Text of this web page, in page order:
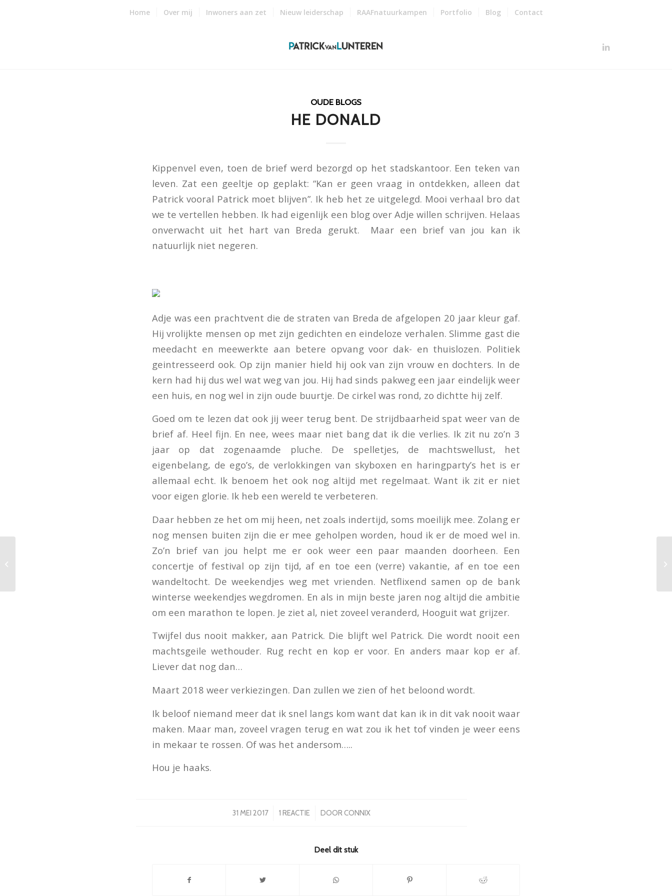
Home Over mij Inwoners aan zet Nieuw leiderschap RAAFnatuurkampen Portfolio Blog Contact
OUDE BLOGS
HE DONALD
Kippenvel even, toen de brief werd bezorgd op het stadskantoor. Een teken van
leven. Zat een geeltje op geplakt: “Kan er geen vraag in ontdekken, alleen dat
Patrick vooral Patrick moet blijven”. Ik heb het ze uitgelegd. Mooi verhaal bro dat
we te vertellen hebben. Ik had eigenlijk een blog over Adje willen schrijven. Helaas
onverwacht uit het hart van Breda gerukt. Maar een brief van jou kan ik
natuurlijk niet negeren.
Adje was een prachtvent die de straten van Breda de afgelopen 20 jaar kleur gaf.
Hij vrolijkte mensen op met zijn gedichten en eindeloze verhalen. Slimme gast die
meedacht en meewerkte aan betere opvang voor dak- en thuislozen. Politiek
geintresseerd ook. Op zijn manier hield hij ook van zijn vrouw en dochters. In de
kern had hij dus wel wat weg van jou. Hij had sinds pakweg een jaar eindelijk weer
een huis, en nog wel in zijn oude buurtje. De cirkel was rond, zo dichtte hij zelf.
Goed om te lezen dat ook jij weer terug bent. De strijdbaarheid spat weer van de
brief af. Heel fijn. En nee, wees maar niet bang dat ik die verlies. Ik zit nu zo’n 3
jaar op dat zogenaamde pluche. De spelletjes, de machtswellust, het
eigenbelang, de ego’s, de verlokkingen van skyboxen en haringparty’s het is er
allemaal echt. Ik benoem het ook nog altijd met regelmaat. Want ik zit er niet
voor eigen glorie. Ik heb een wereld te verbeteren.
Daar hebben ze het om mij heen, net zoals indertijd, soms moeilijk mee. Zolang er
nog mensen buiten zijn die er mee geholpen worden, houd ik er de moed wel in.
Zo’n brief van jou helpt me er ook weer een paar maanden doorheen. Een
concertje of festival op zijn tijd, af en toe een (verre) vakantie, af en toe een
wandeltocht. De weekendjes weg met vrienden. Netflixend samen op de bank
winterse weekendjes wegdromen. En als in mijn beste jaren nog altijd die ambitie
om een marathon te lopen. Je ziet al, niet zoveel veranderd, Hooguit wat grijzer.
Twijfel dus nooit makker, aan Patrick. Die blijft wel Patrick. Die wordt nooit een
machtsgeile wethouder. Rug recht en kop er voor. En anders maar kop er af.
Liever dat nog dan…
Maart 2018 weer verkiezingen. Dan zullen we zien of het beloond wordt.
Ik beloof niemand meer dat ik snel langs kom want dat kan ik in dit vak nooit waar
maken. Maar man, zoveel vragen terug en wat zou ik het tof vinden je weer eens
in mekaar te rossen. Of was het andersom…..
Hou je haaks.
31 MEI 2017
/ 1 REACTIE
/ DOORCONNIX
Deel dit stuk